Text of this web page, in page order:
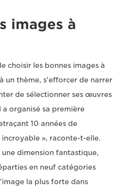
images à
choisir les bonnes images à
un thème, s'efforcer de narrer
de sélectionner ses œuvres
a organisé sa première
10 années de
», raconte-t-elle.
dimension fantastique,
en neuf catégories
la plus forte dans